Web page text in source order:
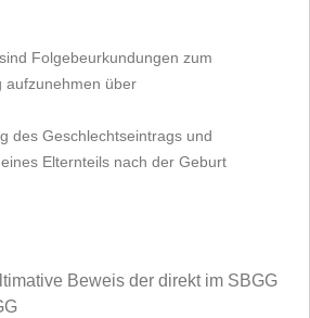
Folgebeurkundungen zum
aufzunehmen über
des Geschlechtseintrags und
Elternteils nach der Geburt
Beweis der direkt im SBGG